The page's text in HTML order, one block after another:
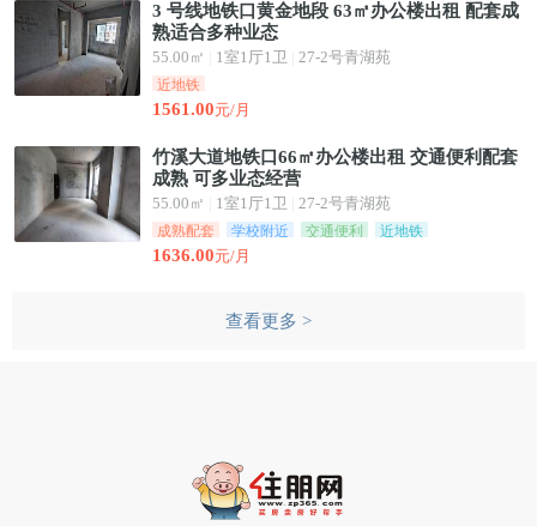
3 号线地铁口黄金地段 63㎡办公楼出租 配套成
熟适合多种业态
55.00㎡ 1室1厅1卫 27-2号青湖苑
近地铁
1561.00元/月
竹溪大道地铁口66㎡办公楼出租 交通便利配套
成熟 可多业态经营
55.00㎡ 1室1厅1卫 27-2号青湖苑
成熟配套 学校附近 交通便利 近地铁
1636.00元/月
查看更多 >